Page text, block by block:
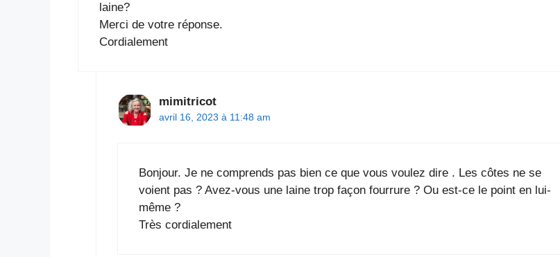
laine?
Merci de votre réponse.
Cordialement
mimitricot
avril 16, 2023 à 11:48 am
Bonjour. Je ne comprends pas bien ce que vous voulez dire . Les côtes ne se
voient pas ? Avez-vous une laine trop façon fourrure ? Ou est-ce le point en lui-
même ?
Très cordialement